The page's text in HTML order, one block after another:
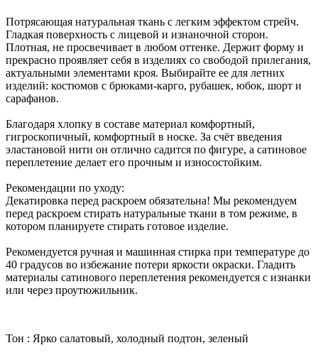
Потрясающая натуральная ткань с легким эффектом стрейч.
Гладкая поверхность с лицевой и изнаночной сторон.
Плотная, не просвечивает в любом оттенке. Держит форму и
прекрасно проявляет себя в изделиях со свободой прилегания,
актуальными элементами кроя. Выбирайте ее для летних
изделий: костюмов с брюками-карго, рубашек, юбок, шорт и
сарафанов.
Благодаря хлопку в составе материал комфортный,
гигроскопичный, комфортный в носке. За счёт введения
эластановой нити он отлично садится по фигуре, а сатиновое
переплетение делает его прочным и износостойким.
Рекомендации по уходу:
Декатировка перед раскроем обязательна! Мы рекомендуем
перед раскроем стирать натуральные ткани в том режиме, в
котором планируете стирать готовое изделие.
Рекомендуется ручная и машинная стирка при температуре до
40 градусов во избежание потери яркости окраски. Гладить
материалы сатинового переплетения рекомендуется с изнанки
или через проутюжильник.
Тон : Ярко салатовый, холодный подтон, зеленый